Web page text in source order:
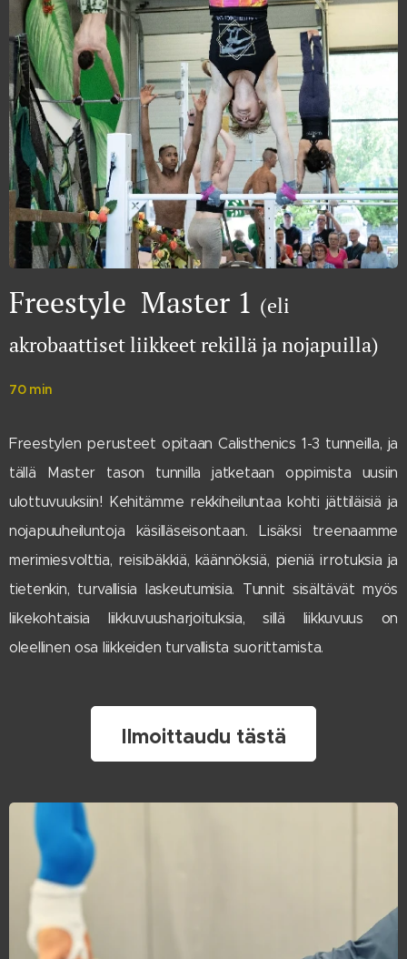
Freestyle Master 1 (eli
akrobaattiset liikkeet rekillä ja nojapuilla)
70 min
Freestylen perusteet opitaan Calisthenics 1-3 tunneilla, ja
tällä Master tason tunnilla jatketaan oppimista uusiin
ulottuvuuksiin! Kehitämme rekkiheiluntaa kohti jättiläisiä ja
nojapuuheiluntoja käsilläseisontaan. Lisäksi treenaamme
merimiesvolttia, reisibäkkiä, käännöksiä, pieniä irrotuksia ja
tietenkin, turvallisia laskeutumisia. Tunnit sisältävät myös
liikekohtaisia liikkuvuusharjoituksia, sillä liikkuvuus on
oleellinen osa liikkeiden turvallista suorittamista.
Ilmoittaudu tästä